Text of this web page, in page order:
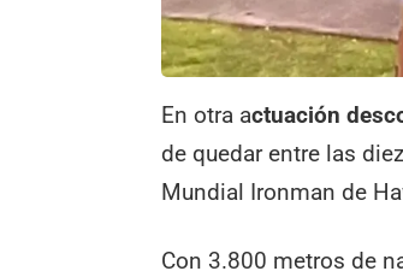
En otra actuación
de quedar entre las
Mundial Ironman de
Con 3.800 metros de